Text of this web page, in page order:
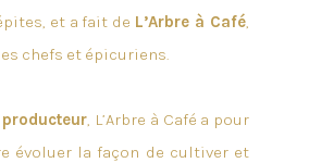
et a fait de L’Arbre à Café,
chefs et épicuriens.
, L’Arbre à Café a pour
évoluer la façon de cultiver et